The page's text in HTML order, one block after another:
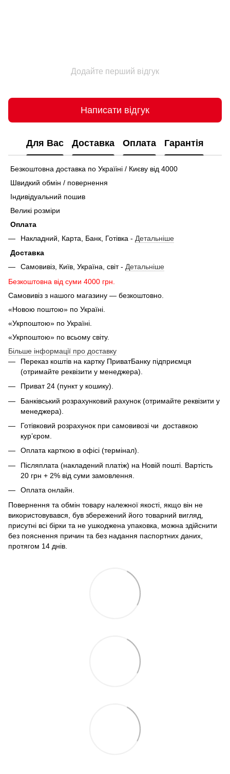
Додайте перший відгук
Написати відгук
Для Вас Доставка Оплата Гарантія
Безкоштовна доставка по Україіні / Києву від 4000
Швидкий обмін / повернення
Індивідуальний пошив
Великі розміри
Оплата
Накладний, Карта, Банк, Готівка - Детальніше
Доставка
Самовивіз, Київ, Україна, світ - Детальніше
Безкоштовна від суми 4000 грн.
Самовивіз з нашого магазину — безкоштовно.
«Новою поштою» по Україні.
«Укрпоштою» по Україні.
«Укрпоштою» по всьому світу.
Більше інформації про доставку
Переказ коштів на картку ПриватБанку підприємця
(отримайте реквізити у менеджера).
Приват 24 (пункт у кошику).
Банківський розрахунковий рахунок (отримайте реквізити у
менеджера).
Готівковий розрахунок при самовивозі чи доставкою
кур’єром.
Оплата карткою в офісі (термінал).
Післяплата (накладений платіж) на Новій пошті. Вартість
20 грн + 2% від суми замовлення.
Оплата онлайн.
Повернення та обмін товару належної якості, якщо він не
використовувався, був збережений його товарний вигляд,
присутні всі бірки та не ушкоджена упаковка, можна здійснити
без пояснення причин та без надання паспортних даних,
протягом 14 днів.